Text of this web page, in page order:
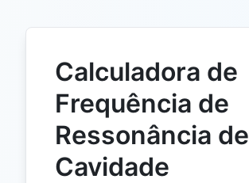
Calculadora de
Frequência de
Ressonância de
Cavidade